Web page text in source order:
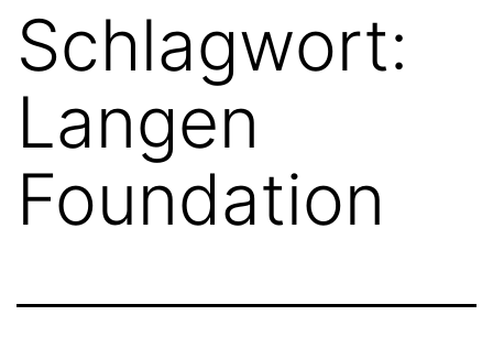
Schlagwort:
Langen
Foundation